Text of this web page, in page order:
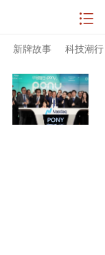
新牌故事 科技潮行